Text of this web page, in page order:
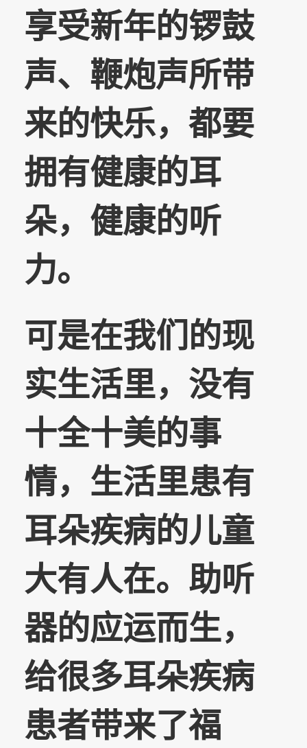
享受新年的锣鼓
声、鞭炮声所带
来的快乐，都要
拥有健康的耳
朵，健康的听
力。
可是在我们的现
实生活里，没有
十全十美的事
情，生活里患有
耳朵疾病的儿童
大有人在。助听
器的应运而生，
给很多耳朵疾病
患者带来了福